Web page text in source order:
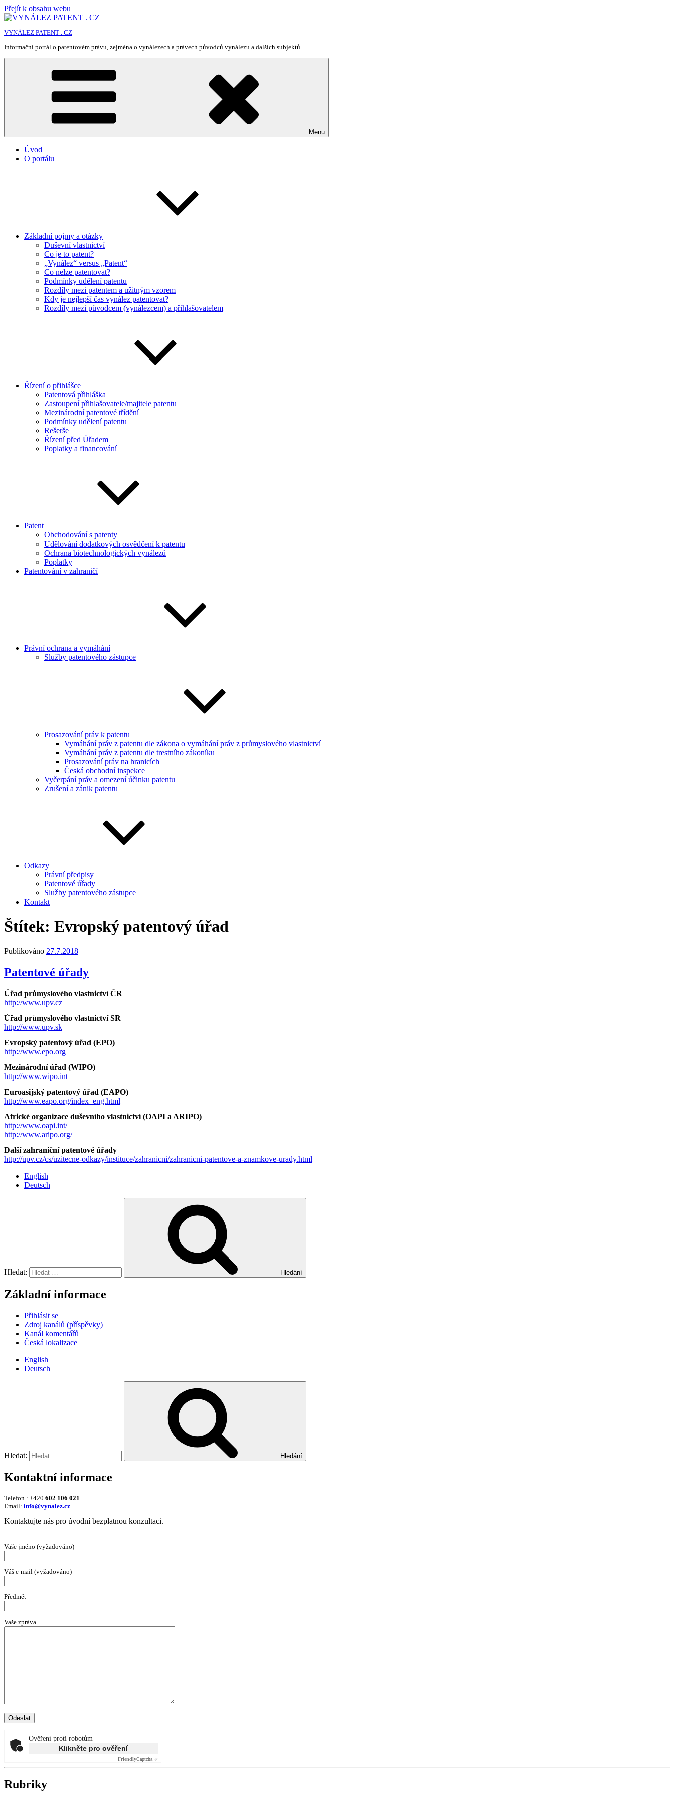
Přejít k obsahu webu
VYNÁLEZ PATENT . CZ
Informační portál o patentovém právu, zejména o vynálezech a právech původců vynálezu a dalších subjektů
Menu
Úvod
O portálu
Základní pojmy a otázky
Duševní vlastnictví
Co je to patent?
„Vynález“ versus „Patent“
Co nelze patentovat?
Podmínky udělení patentu
Rozdíly mezi patentem a užitným vzorem
Kdy je nejlepší čas vynález patentovat?
Rozdíly mezi původcem (vynálezcem) a přihlašovatelem
Řízení o přihlášce
Patentová přihláška
Zastoupení přihlašovatele/majitele patentu
Mezinárodní patentové třídění
Podmínky udělení patentu
Rešerše
Řízení před Úřadem
Poplatky a financování
Patent
Obchodování s patenty
Udělování dodatkových osvědčení k patentu
Ochrana biotechnologických vynálezů
Poplatky
Patentování v zahraničí
Právní ochrana a vymáhání
Služby patentového zástupce
Prosazování práv k patentu
Vymáhání práv z patentu dle zákona o vymáhání práv z průmyslového vlastnictví
Vymáhání práv z patentu dle trestního zákoníku
Prosazování práv na hranicích
Česká obchodní inspekce
Vyčerpání práv a omezení účinku patentu
Zrušení a zánik patentu
Odkazy
Právní předpisy
Patentové úřady
Služby patentového zástupce
Kontakt
Štítek: Evropský patentový úřad
Publikováno 27.7.2018
Patentové úřady
Úřad průmyslového vlastnictví ČR
http://www.upv.cz
Úřad průmyslového vlastnictví SR
http://www.upv.sk
Evropský patentový úřad (EPO)
http://www.epo.org
Mezinárodní úřad (WIPO)
http://www.wipo.int
Euroasijský patentový úřad (EAPO)
http://www.eapo.org/index_eng.html
Africké organizace duševního vlastnictví (OAPI a ARIPO)
http://www.oapi.int/
http://www.aripo.org/
Další zahraniční patentové úřady
http://upv.cz/cs/uzitecne-odkazy/instituce/zahranicni/zahranicni-patentove-a-znamkove-urady.html
English
Deutsch
Hledat: Hledání
Základní informace
Přihlásit se
Zdroj kanálů (příspěvky)
Kanál komentářů
Česká lokalizace
English
Deutsch
Hledat: Hledání
Kontaktní informace
Telefon.: +420 602 106 021
Email: info@vynalez.cz
Kontaktujte nás pro úvodní bezplatnou konzultaci.
Vaše jméno (vyžadováno)
Váš e-mail (vyžadováno)
Předmět
Vaše zpráva
Ověření proti robotům
Klikněte pro ověření
FriendlyCaptcha ⇗
Rubriky